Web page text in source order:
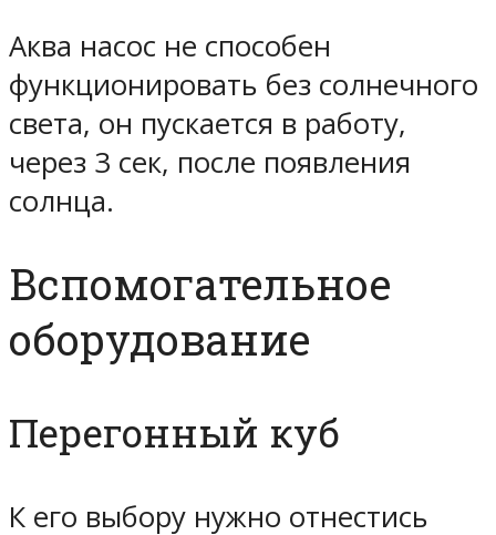
Аква насос не способен
функционировать без солнечного
света, он пускается в работу,
через 3 сек, после появления
солнца.
Вспомогательное
оборудование
Перегонный куб
К его выбору нужно отнестись